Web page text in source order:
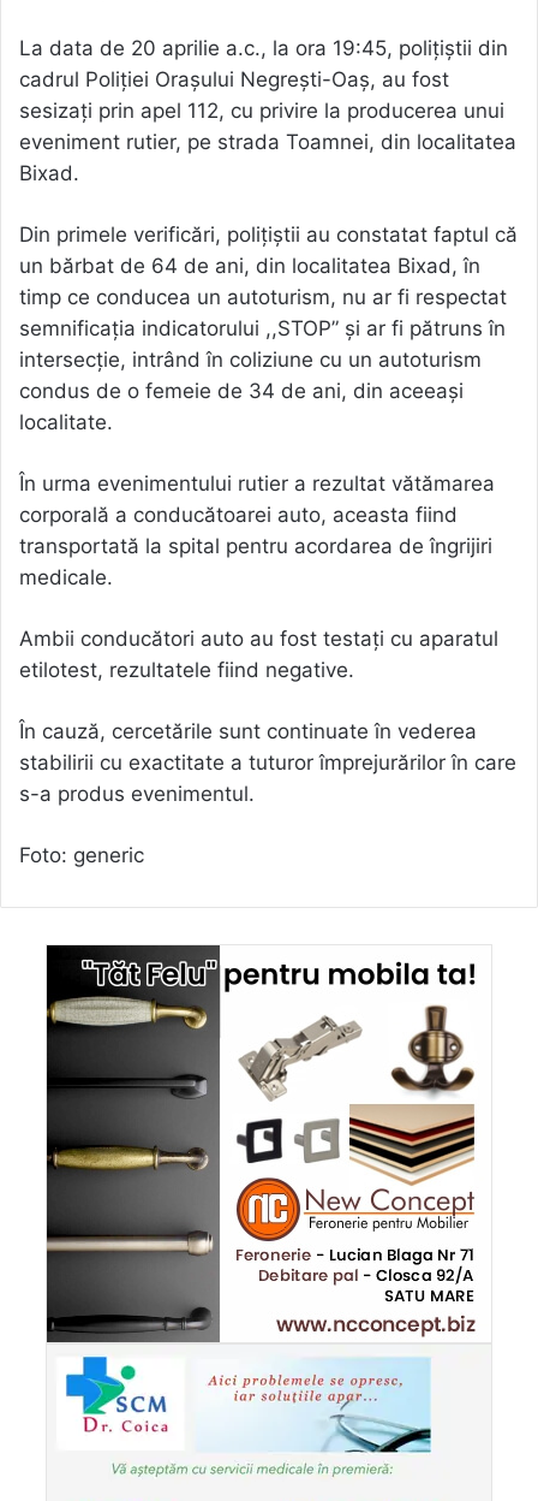
La data de 20 aprilie a.c., la ora 19:45, polițiștii din
cadrul Poliției Orașului Negrești-Oaș, au fost
sesizați prin apel 112, cu privire la producerea unui
eveniment rutier, pe strada Toamnei, din localitatea
Bixad.
Din primele verificări, polițiștii au constatat faptul că
un bărbat de 64 de ani, din localitatea Bixad, în
timp ce conducea un autoturism, nu ar fi respectat
semnificația indicatorului ,,STOP” și ar fi pătruns în
intersecție, intrând în coliziune cu un autoturism
condus de o femeie de 34 de ani, din aceeași
localitate.
În urma evenimentului rutier a rezultat vătămarea
corporală a conducătoarei auto, aceasta fiind
transportată la spital pentru acordarea de îngrijiri
medicale.
Ambii conducători auto au fost testați cu aparatul
etilotest, rezultatele fiind negative.
În cauză, cercetările sunt continuate în vederea
stabilirii cu exactitate a tuturor împrejurărilor în care
s-a produs evenimentul.
Foto: generic